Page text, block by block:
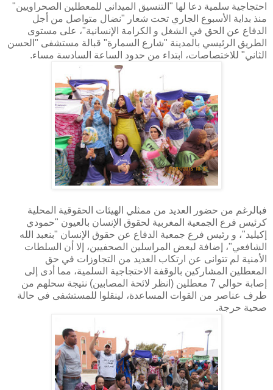
احتجاجية سلمية دعا لها "التنسيق الميداني للمعطلين الصحراويين"
منذ بداية الأسبوع الجاري تحت شعار "نضال متواصل من أجل
الدفاع عن الحق في الشغل و الكرامة الإنسانية"، على مستوى
الطريق الرئيسي بالمدينة "شارع السمارة" قبالة مستشفى "الحسن
الثاني" للاختصاصات، ابتداء من حدود الساعة السادسة مساء.
فبالرغم من حضور العديد من ممثلي الهيئات الحقوقية المحلية
كرئيس فرع الجمعية المغربية لحقوق الإنسان بالعيون "حمودي
إكيليد"، و رئيس فرع جمعية الدفاع عن حقوق الإنسان "بنعبد الله
الشافعي"، إضافة لبعض المراسلين الصحفيين، إلا أن السلطات
الأمنية لم تتوانى عن ارتكاب العديد من التجاوزات في حق
المعطلين المشاركين بالوقفة الاحتجاجية السلمية، مما أدى إلى
إصابة حوالي 7 معطلين (انظر لائحة المصابين) نتيجة سحلهم من
طرف عناصر من القوات المساعدة، لينقلوا للمستشفى في حالة
صحية حرجة.